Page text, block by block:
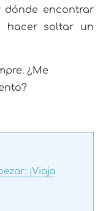
dónde encontrar
hacer soltar un
¿Me
¡Viaja